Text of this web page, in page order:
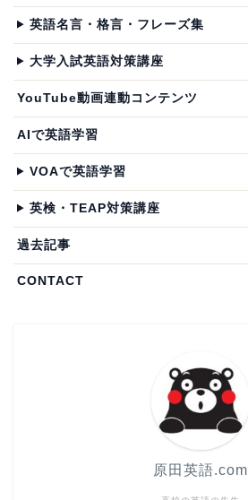
英語名言・格言・フレーズ集
大学入試英語対策講座
YouTube動画連動コンテンツ
AIで英語学習
VOAで英語学習
英検・TEAP対策講座
過去記事
CONTACT
原田英語.com